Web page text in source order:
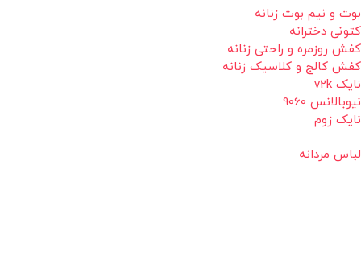
بوت و نیم بوت زنانه
کتونی دخترانه
کفش روزمره و راحتی زنانه
کفش کالج و کلاسیک زنانه
نایک v2k
نیوبالانس 9060
نایک زوم
لباس مردانه